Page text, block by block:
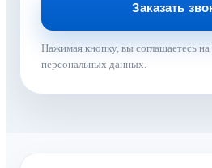
Нажимая кнопку, вы соглашаетесь
персональных данных.